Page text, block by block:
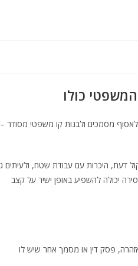
כולו
מסמכים ולבנות קו משפטי מסודר –
דעת, היכרות עם עבודת שטח, ולעיתים
יכולה להשפיע באופן ישיר על קצב
פסק דין או מסמך אחר שיש לו